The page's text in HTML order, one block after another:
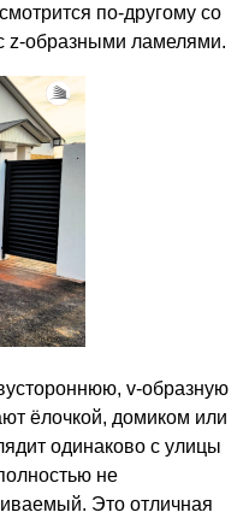
по-другому со
z-образными ламелями.
v-образную
ёлочкой, домиком или
одинаково с улицы
не
Это отличная